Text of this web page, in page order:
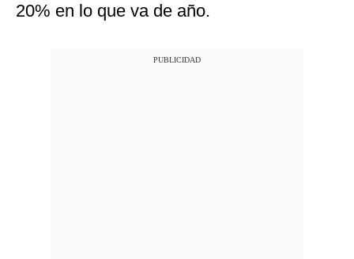
20% en lo que va de año.